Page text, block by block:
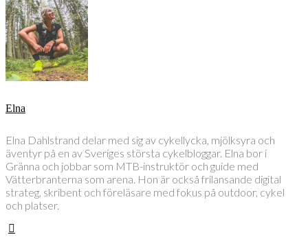
Elna
Elna Dahlstrand delar med sig av cykellycka, mjölksyra och
äventyr på en av Sveriges största cykelbloggar. Elna bor i
Gränna och jobbar som MTB-instruktör och guide med
Vätterbranterna som arena. Hon är också frilansande digital
strateg, skribent och föreläsare med fokus på outdoor, cykel
och platser.